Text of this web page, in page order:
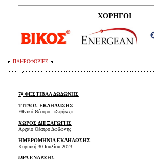
ΧΟΡΗΓΟΙ
ΠΛΗΡΟΦΟΡΙΕΣ
7οΦΕΣΤΙΒΑΛ ΔΩΔΩΝΗΣ
ΤΙΤΛΟΣ ΕΚΔΗΛΩΣΗΣ
Εθνικό Θέατρο, «Σφήκες»
ΧΩΡΟΣ ΔΙΕΞΑΓΩΓΗΣ
Αρχαίο Θέατρο Δωδώνης
ΗΜΕΡΟΜΗΝΙΑ ΕΚΔΗΛΩΣΗΣ
Κυριακή 30 Ιουλίου 2023
ΩΡΑ ΕΝΑΡΞΗΣ